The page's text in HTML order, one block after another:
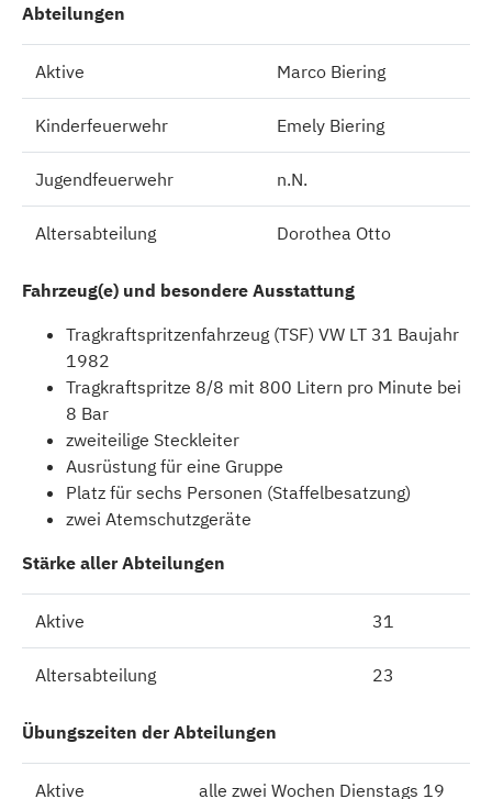
Abteilungen
Aktive Marco Biering
Kinderfeuerwehr Emely Biering
Jugendfeuerwehr n.N.
Altersabteilung Dorothea Otto
Fahrzeug(e) und besondere Ausstattung
Tragkraftspritzenfahrzeug (TSF) VW LT 31 Baujahr
1982
Tragkraftspritze 8/8 mit 800 Litern pro Minute bei
8 Bar
zweiteilige Steckleiter
Ausrüstung für eine Gruppe
Platz für sechs Personen (Staffelbesatzung)
zwei Atemschutzgeräte
Stärke aller Abteilungen
Aktive 31
Altersabteilung 23
Übungszeiten der Abteilungen
Aktive
alle zwei Wochen Dienstags 19